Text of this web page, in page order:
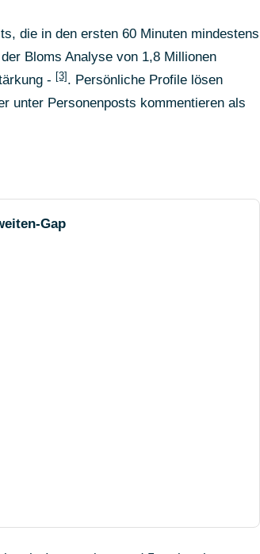
die in den ersten 60 Minuten mindestens
Bloms Analyse von 1,8 Millionen
- [3]. Persönliche Profile lösen
unter Personenposts kommentieren als
Gap